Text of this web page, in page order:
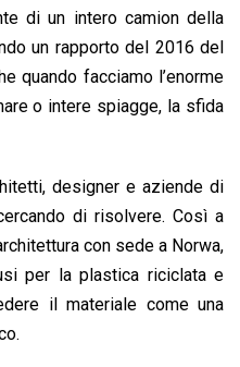
n
k
di un intero camion della
un rapporto del 2016 del
quando facciamo l’enorme
o intere spiagge, la sfida
designer e aziende di
di risolvere. Così a
con sede a Norwa,
per la plastica riciclata e
il materiale come una